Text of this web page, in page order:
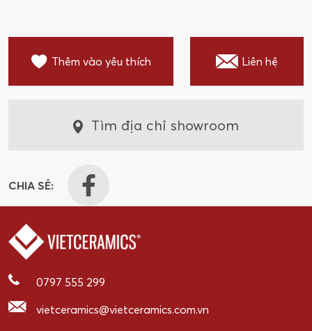
Thêm vào yêu thích Liên hệ
Tìm địa chỉ showroom
CHIA SẺ:
0797 555 299
vietceramics@vietceramics.com.vn